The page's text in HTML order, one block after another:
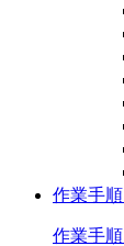
作業手
作業手